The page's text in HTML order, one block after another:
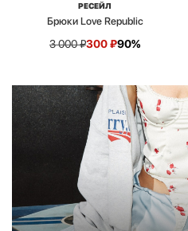
РЕСЕЙЛ
Брюки Love Republic
3 000₽300₽90%